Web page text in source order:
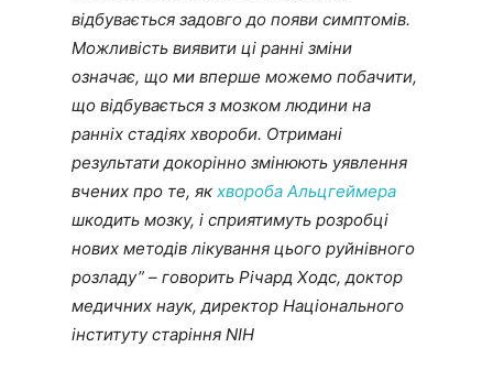
відбувається задовго до появи симптомів.
Можливість виявити ці ранні зміни
означає, що ми вперше можемо побачити,
що відбувається з мозком людини на
ранніх стадіях хвороби. Отримані
результати докорінно змінюють уявлення
вчених про те, як хвороба Альцгеймера
шкодить мозку, і сприятимуть розробці
нових методів лікування цього руйнівного
розладу” – говорить Річард Ходс, доктор
медичних наук, директор Національного
інституту старіння NIH